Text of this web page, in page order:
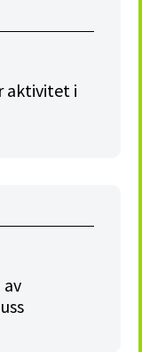
aktivitet i